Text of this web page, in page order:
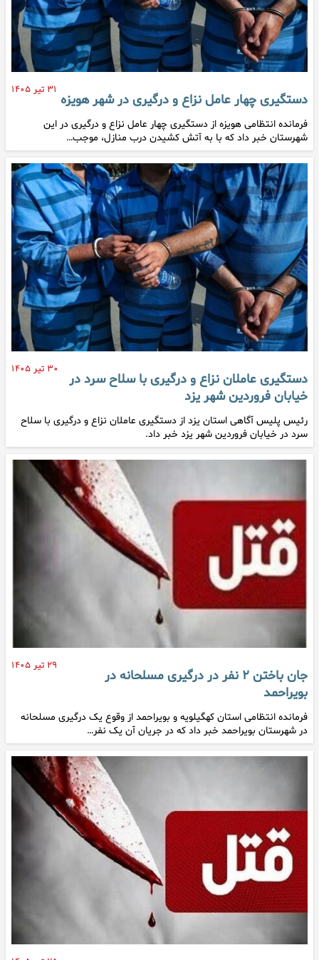
۳۱ تیر ۱۴۰۵
دستگیری چهار عامل نزاع و درگیری در شهر هویزه
فرمانده انتظامی هویزه از دستگیری چهار عامل نزاع و درگیری در این
شهرستان خبر داد که با به آتش کشیدن درب منازل، موجب…
۳۰ تیر ۱۴۰۵
دستگیری عاملان نزاع و درگیری با سلاح سرد در
خیابان فروردین شهر یزد
رئیس پلیس آگاهی استان یزد از دستگیری عاملان نزاع و درگیری با سلاح
سرد در خیابان فروردین شهر یزد خبر داد.
۲۹ تیر ۱۴۰۵
جان باختن ۲ نفر در درگیری مسلحانه در
بویراحمد
فرمانده انتظامی استان کهگیلویه و بویراحمد از وقوع یک درگیری مسلحانه
در شهرستان بویراحمد خبر داد که در جریان آن یک نفر…